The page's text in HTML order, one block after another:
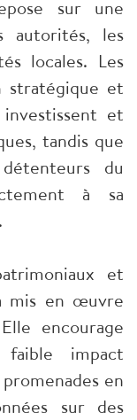
sur une
autorités, les
locales. Les
stratégique et
et
tandis que
du
à sa
et
mis en œuvre
encourage
impact
en
sur des